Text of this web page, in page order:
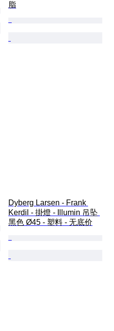
脂
Dyberg Larsen - Frank
Kerdil - 掛燈 - Illumin 吊坠
黑色 Ø45 - 塑料 - 无底价